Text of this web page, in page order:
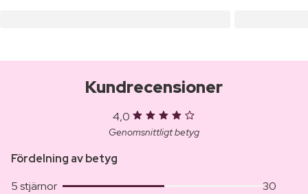
Kundrecensioner
4,0
Genomsnittligt betyg
Fördelning av betyg
5 stjärnor
30